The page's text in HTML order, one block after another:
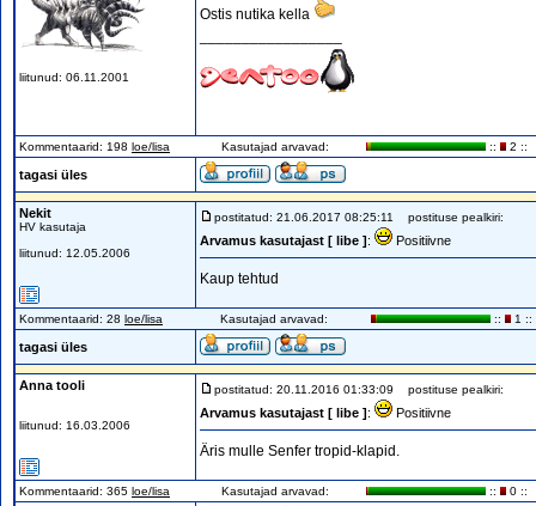
liitunud: 06.11.2001
Ostis nutika kella
Kommentaarid: 198 loe/lisa Kasutajad arvavad: :: 2 ::
tagasi üles
Nekit
HV kasutaja
liitunud: 12.05.2006
postitatud: 21.06.2017 08:25:11 postituse pealkiri:
Arvamus kasutajast [ libe ]: Positiivne
Kaup tehtud
Kommentaarid: 28 loe/lisa Kasutajad arvavad: :: 1 ::
tagasi üles
Anna tooli
liitunud: 16.03.2006
postitatud: 20.11.2016 01:33:09 postituse pealkiri:
Arvamus kasutajast [ libe ]: Positiivne
Äris mulle Senfer tropid-klapid.
Kommentaarid: 365 loe/lisa Kasutajad arvavad: :: 0 ::